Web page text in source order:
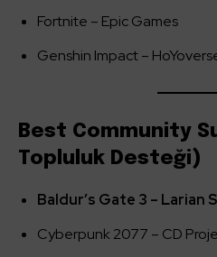
Fortnite – Epic Games
Genshin Impact –
Best Community
Topluluk Desteği)
Baldur’s Gate 3 – Larian
Cyberpunk 2077 – CD